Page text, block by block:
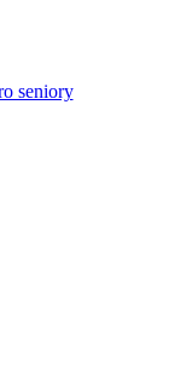
seniory